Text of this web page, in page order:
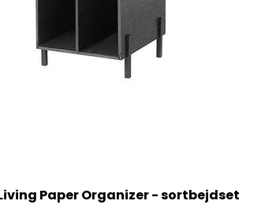
Paper Organizer - sortbejdset